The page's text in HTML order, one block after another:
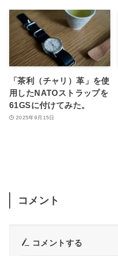
「茶利（チャリ）革」を使
用したNATOストラップを
61GSに付けてみた。
2025年9月15日
コメント
コメントする